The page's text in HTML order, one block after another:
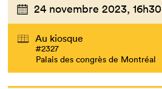
24 novembre 2023, 16h30
Au kiosque
#2327
Palais des congrès de Montréal